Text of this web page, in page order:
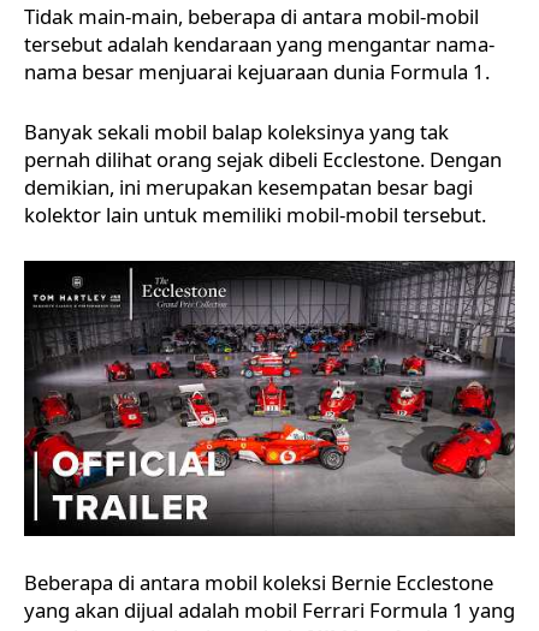
Tidak main-main, beberapa di antara mobil-mobil
tersebut adalah kendaraan yang mengantar nama-
nama besar menjuarai kejuaraan dunia Formula 1.
Banyak sekali mobil balap koleksinya yang tak
pernah dilihat orang sejak dibeli Ecclestone. Dengan
demikian, ini merupakan kesempatan besar bagi
kolektor lain untuk memiliki mobil-mobil tersebut.
Beberapa di antara mobil koleksi Bernie Ecclestone
yang akan dijual adalah mobil Ferrari Formula 1 yang